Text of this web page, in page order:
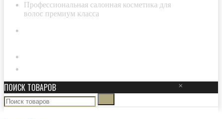
Профессиональная салонная косметика для
волос премиум класса
ПОИСК ТОВАРОВ ×